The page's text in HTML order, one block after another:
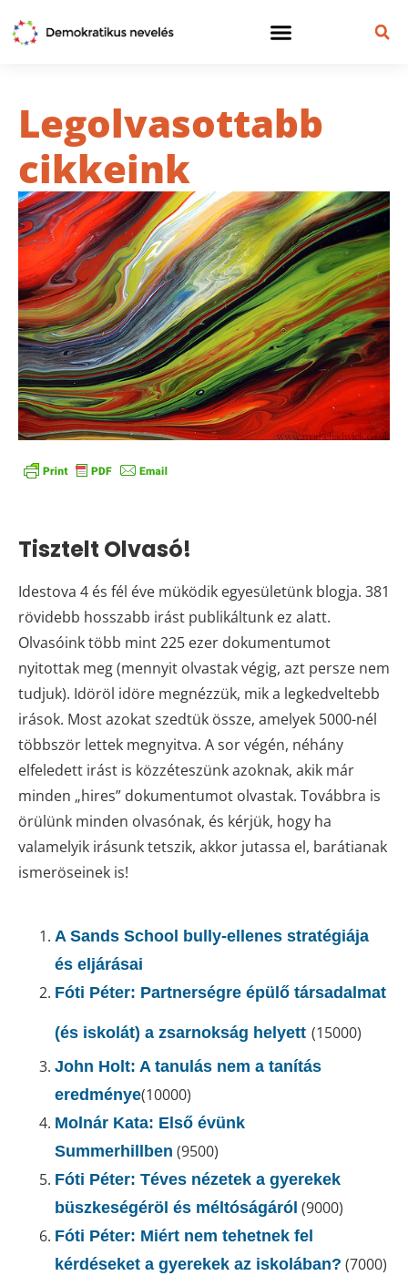
Legolvasottabb
cikkeink
Tisztelt Olvasó!
Idestova 4 és fél éve müködik egyesületünk blogja. 381
rövidebb hosszabb irást publikáltunk ez alatt.
Olvasóink több mint 225 ezer dokumentumot
nyitottak meg (mennyit olvastak végig, azt persze nem
tudjuk). Idöröl idöre megnézzük, mik a legkedveltebb
irások. Most azokat szedtük össze, amelyek 5000-nél
többször lettek megnyitva. A sor végén, néhány
elfeledett irást is közzéteszünk azoknak, akik már
minden „hires” dokumentumot olvastak. Továbbra is
örülünk minden olvasónak, és kérjük, hogy ha
valamelyik irásunk tetszik, akkor jutassa el, barátianak
ismeröseinek is!
A Sands School bully-ellenes stratégiája
és eljárásai
Fóti Péter: Partnerségre épülő társadalmat
(és iskolát) a zsarnokság helyett (15000)
John Holt: A tanulás nem a tanítás
eredménye(10000)
Molnár Kata: Első évünk
Summerhillben (9500)
Fóti Péter: Téves nézetek a gyerekek
büszkeségéröl és méltóságáról (9000)
Fóti Péter: Miért nem tehetnek fel
kérdéseket a gyerekek az iskolában? (7000)